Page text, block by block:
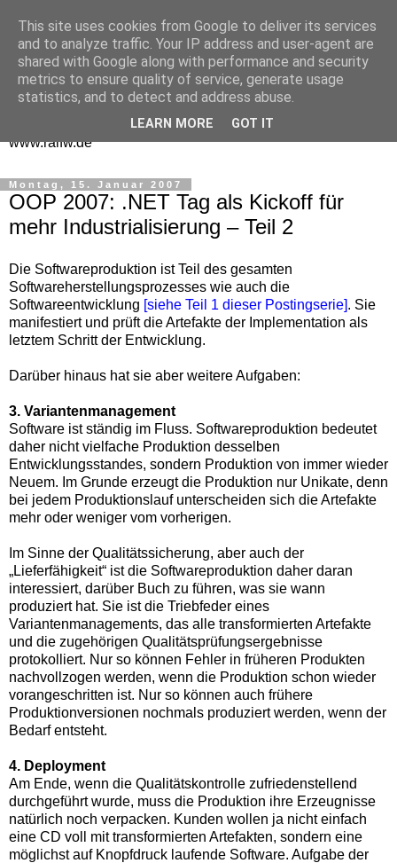
One Man Think Tank
Gedanken
Spontanes und Überlegtes aus meinem "Denkraum" -
www.ralfw.de
Montag, 15. Januar 2007
OOP 2007: .NET Tag als Kickoff für
mehr Industrialisierung – Teil 2
Die Softwareproduktion ist Teil des gesamten
Softwareherstellungsprozesses wie auch die
Softwareentwicklung [siehe Teil 1 dieser Postingserie]. Sie
manifestiert und prüft die Artefakte der Implementation als
letztem Schritt der Entwicklung.
Darüber hinaus hat sie aber weitere Aufgaben:
3. Variantenmanagement
Software ist ständig im Fluss. Softwareproduktion bedeutet
daher nicht vielfache Produktion desselben
Entwicklungsstandes, sondern Produktion von immer wieder
Neuem. Im Grunde erzeugt die Produktion nur Unikate, denn
bei jedem Produktionslauf unterscheiden sich die Artefakte
mehr oder weniger vom vorherigen.
Im Sinne der Qualitätssicherung, aber auch der
„Lieferfähigkeit“ ist die Softwareproduktion daher daran
interessiert, darüber Buch zu führen, was sie wann
produziert hat. Sie ist die Triebfeder eines
Variantenmanagements, das alle transformierten Artefakte
und die zugehörigen Qualitätsprüfungsergebnisse
protokolliert. Nur so können Fehler in früheren Produkten
nachvollzogen werden, wenn die Produktion schon wieder
vorangeschritten ist. Nur so können auch frühere
Produktionversionen nochmals produziert werden, wenn der
Bedarf entsteht.
4. Deployment
Am Ende, wenn die Qualitätskontrolle zufriedenstellend
durchgeführt wurde, muss die Produktion ihre Erzeugnisse
natürlich noch verpacken. Kunden wollen ja nicht einfach
eine CD voll mit transformierten Artefakten, sondern eine
möglichst auf Knopfdruck laufende Software. Aufgabe der
This site uses cookies from Google to deliver its services
and to analyze traffic. Your IP address and user-agent are
shared with Google along with performance and security
metrics to ensure quality of service, generate usage
statistics, and to detect and address abuse.
LEARN MORE GOT IT